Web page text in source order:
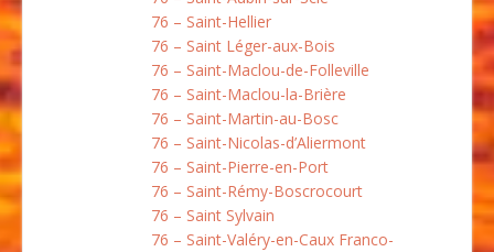
76 – Saint-Hellier
76 – Saint Léger-aux-Bois
76 – Saint-Maclou-de-Folleville
76 – Saint-Maclou-la-Brière
76 – Saint-Martin-au-Bosc
76 – Saint-Nicolas-d’Aliermont
76 – Saint-Pierre-en-Port
76 – Saint-Rémy-Boscrocourt
76 – Saint Sylvain
76 – Saint-Valéry-en-Caux Franco-